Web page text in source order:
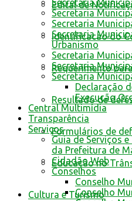
Edital de
Identificacao do
Requerimento
Resultado de
Formulários de
Educação no
Cultura e Turismo
Secretaria
Secretaria
Secretaria
Secretaria
Urbanismo
Secretaria
Secretaria
Secretaria
Declaração
Execução
Central Multimídia
Transparência
Serviços
Guia de Serviços
da Prefeitura de
Cidadão Web
Conselhos
Conselho
Conselho